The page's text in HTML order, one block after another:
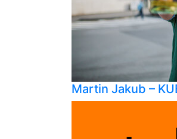
Martin Jakub –